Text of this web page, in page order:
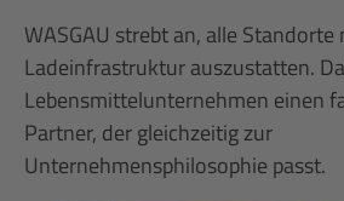
WASGAU strebt an, alle Standorte
Ladeinfrastruktur auszustatten.
Lebensmittelunternehmen einen
Partner, der gleichzeitig zur
Unternehmensphilosophie passt.